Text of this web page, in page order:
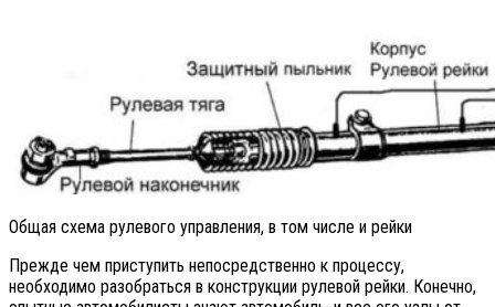
Общая схема рулевого управления, в том числе и рейки
Прежде чем приступить непосредственно к процессу,
необходимо разобраться в конструкции рулевой рейки. Конечно,